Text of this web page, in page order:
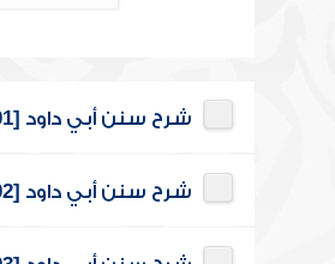
شرح سنن أبي داود [001]
شرح سنن أبي داود [002]